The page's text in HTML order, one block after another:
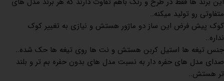
متفاوتی رو تولید میکنه..
کوک پیش فرض این ساز دو ماژور هستش و نیازی به تغییر کوک
نداره..
جنس تیغه ها استیل کربن هستش و نت ها روی تیغه ها حک شده..
صدای مدل های حفره دار به نسبت مدل های بدون حفره بم تر و بلند
تر هستش..